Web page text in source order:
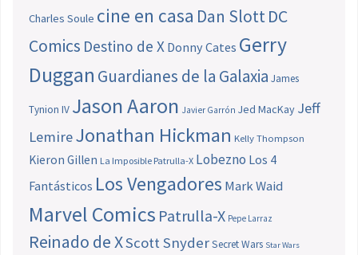
Charles Soule cine en casa Dan SlottDC
Comics Destino de X Donny Cates Gerry
Duggan Guardianes de la Galaxia James
Tynion IV Jason Aaron Javier Garrón Jed MacKay Jeff
LemireJonathan Hickman Kelly Thompson
Kieron Gillen La Imposible Patrulla-X Lobezno Los 4
Fantásticos Los Vengadores Mark Waid
Marvel Comics Patrulla-X Pepe Larraz
Reinado de XScott SnyderSecret Wars Star Wars